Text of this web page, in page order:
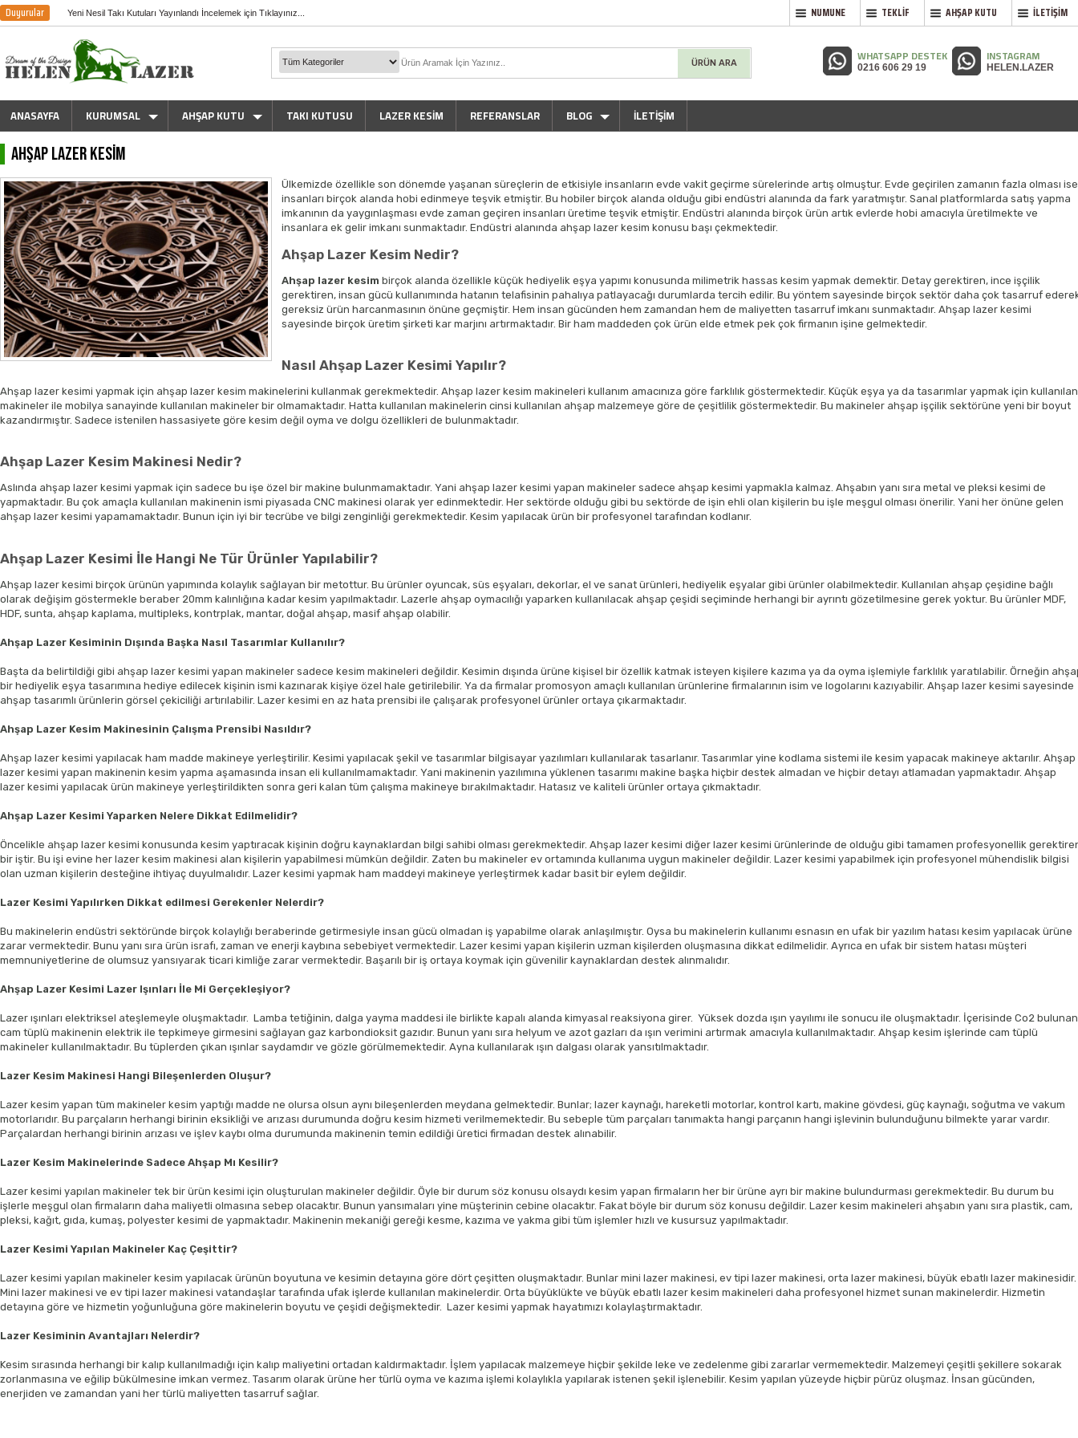
Duyurular Yeni Nesil Takı Kutuları Yayınlandı İncelemek için Tıklayınız... İLETİŞİM
AHŞAP KUTU
TEKLİF
NUMUNE
ÜRÜN ARA WHATSAPP DESTEK
0216 606 29 19
INSTAGRAM
HELEN.LAZER
ANASAYFA KURUMSAL AHŞAP KUTU TAKI KUTUSU LAZER KESIM REFERANSLAR BLOG İLETİŞİM
Ahşap Lazer Kesim
Ülkemizde özellikle son dönemde yaşanan süreçlerin de etkisiyle insanların evde vakit geçirme sürelerinde artış olmuştur. Evde geçirilen zamanın fazla olması ise
insanları birçok alanda hobi edinmeye teşvik etmiştir. Bu hobiler birçok alanda olduğu gibi endüstri alanında da fark yaratmıştır. Sanal platformlarda satış yapma
imkanının da yaygınlaşması evde zaman geçiren insanları üretime teşvik etmiştir. Endüstri alanında birçok ürün artık evlerde hobi amacıyla üretilmekte ve
insanlara ek gelir imkanı sunmaktadır. Endüstri alanında ahşap lazer kesim konusu başı çekmektedir.
Ahşap Lazer Kesim Nedir?
Ahşap lazer kesim birçok alanda özellikle küçük hediyelik eşya yapımı konusunda milimetrik hassas kesim yapmak demektir. Detay gerektiren, ince işçilik
gerektiren, insan gücü kullanımında hatanın telafisinin pahalıya patlayacağı durumlarda tercih edilir. Bu yöntem sayesinde birçok sektör daha çok tasarruf
gereksiz ürün harcanmasının önüne geçmiştir. Hem insan gücünden hem zamandan hem de maliyetten tasarruf imkanı sunmaktadır. Ahşap lazer kesimi
sayesinde birçok üretim şirketi kar marjını artırmaktadır. Bir ham maddeden çok ürün elde etmek pek çok firmanın işine gelmektedir.
Nasıl Ahşap Lazer Kesimi Yapılır?
Ahşap lazer kesimi yapmak için ahşap lazer kesim makinelerini kullanmak gerekmektedir. Ahşap lazer kesim makineleri kullanım amacınıza göre farklılık göstermektedir. Küçük eşya ya da tasarımlar yapmak için kullanılan
makineler ile mobilya sanayinde kullanılan makineler bir olmamaktadır. Hatta kullanılan makinelerin cinsi kullanılan ahşap malzemeye göre de çeşitlilik göstermektedir. Bu makineler ahşap işçilik sektörüne yeni bir boyut
kazandırmıştır. Sadece istenilen hassasiyete göre kesim değil oyma ve dolgu özellikleri de bulunmaktadır.
Ahşap Lazer Kesim Makinesi Nedir?
Aslında ahşap lazer kesimi yapmak için sadece bu işe özel bir makine bulunmamaktadır. Yani ahşap lazer kesimi yapan makineler sadece ahşap kesimi yapmakla kalmaz. Ahşabın yanı sıra metal ve pleksi kesimi de
yapmaktadır. Bu çok amaçla kullanılan makinenin ismi piyasada CNC makinesi olarak yer edinmektedir. Her sektörde olduğu gibi bu sektörde de işin ehli olan kişilerin bu işle meşgul olması önerilir. Yani her önüne gelen
ahşap lazer kesimi yapamamaktadır. Bunun için iyi bir tecrübe ve bilgi zenginliği gerekmektedir. Kesim yapılacak ürün bir profesyonel tarafından kodlanır.
Ahşap Lazer Kesimi İle Hangi Ne Tür Ürünler Yapılabilir?
Ahşap lazer kesimi birçok ürünün yapımında kolaylık sağlayan bir metottur. Bu ürünler oyuncak, süs eşyaları, dekorlar, el ve sanat ürünleri, hediyelik eşyalar gibi ürünler olabilmektedir. Kullanılan ahşap çeşidine bağlı
olarak değişim göstermekle beraber 20mm kalınlığına kadar kesim yapılmaktadır. Lazerle ahşap oymacılığı yaparken kullanılacak ahşap çeşidi seçiminde herhangi bir ayrıntı gözetilmesine gerek yoktur. Bu ürünler MDF,
HDF, sunta, ahşap kaplama, multipleks, kontrplak, mantar, doğal ahşap, masif ahşap olabilir.
Ahşap Lazer Kesiminin Dışında Başka Nasıl Tasarımlar Kullanılır?
Başta da belirtildiği gibi ahşap lazer kesimi yapan makineler sadece kesim makineleri değildir. Kesimin dışında ürüne kişisel bir özellik katmak isteyen kişilere kazıma ya da oyma işlemiyle farklılık yaratılabilir. Örneğin
bir hediyelik eşya tasarımına hediye edilecek kişinin ismi kazınarak kişiye özel hale getirilebilir. Ya da firmalar promosyon amaçlı kullanılan ürünlerine firmalarının isim ve logolarını kazıyabilir. Ahşap lazer kesimi sayesinde
ahşap tasarımlı ürünlerin görsel çekiciliği artırılabilir. Lazer kesimi en az hata prensibi ile çalışarak profesyonel ürünler ortaya çıkarmaktadır.
Ahşap Lazer Kesim Makinesinin Çalışma Prensibi Nasıldır?
Ahşap lazer kesimi yapılacak ham madde makineye yerleştirilir. Kesimi yapılacak şekil ve tasarımlar bilgisayar yazılımları kullanılarak tasarlanır. Tasarımlar yine kodlama sistemi ile kesim yapacak makineye aktarılır. Ahşap
lazer kesimi yapan makinenin kesim yapma aşamasında insan eli kullanılmamaktadır. Yani makinenin yazılımına yüklenen tasarımı makine başka hiçbir destek almadan ve hiçbir detayı atlamadan yapmaktadır. Ahşap
lazer kesimi yapılacak ürün makineye yerleştirildikten sonra geri kalan tüm çalışma makineye bırakılmaktadır. Hatasız ve kaliteli ürünler ortaya çıkmaktadır.
Ahşap Lazer Kesimi Yaparken Nelere Dikkat Edilmelidir?
Öncelikle ahşap lazer kesimi konusunda kesim yaptıracak kişinin doğru kaynaklardan bilgi sahibi olması gerekmektedir. Ahşap lazer kesimi diğer lazer kesimi ürünlerinde de olduğu gibi tamamen profesyonellik
bir iştir. Bu işi evine her lazer kesim makinesi alan kişilerin yapabilmesi mümkün değildir. Zaten bu makineler ev ortamında kullanıma uygun makineler değildir. Lazer kesimi yapabilmek için profesyonel mühendislik bilgisi
olan uzman kişilerin desteğine ihtiyaç duyulmalıdır. Lazer kesimi yapmak ham maddeyi makineye yerleştirmek kadar basit bir eylem değildir.
Lazer Kesimi Yapılırken Dikkat edilmesi Gerekenler Nelerdir?
Bu makinelerin endüstri sektöründe birçok kolaylığı beraberinde getirmesiyle insan gücü olmadan iş yapabilme olarak anlaşılmıştır. Oysa bu makinelerin kullanımı esnasın en ufak bir yazılım hatası kesim yapılacak ürüne
zarar vermektedir. Bunu yanı sıra ürün israfı, zaman ve enerji kaybına sebebiyet vermektedir. Lazer kesimi yapan kişilerin uzman kişilerden oluşmasına dikkat edilmelidir. Ayrıca en ufak bir sistem hatası müşteri
memnuniyetlerine de olumsuz yansıyarak ticari kimliğe zarar vermektedir. Başarılı bir iş ortaya koymak için güvenilir kaynaklardan destek alınmalıdır.
Ahşap Lazer Kesimi Lazer Işınları İle Mi Gerçekleşiyor?
Lazer ışınları elektriksel ateşlemeyle oluşmaktadır. Lamba tetiğinin, dalga yayma maddesi ile birlikte kapalı alanda kimyasal reaksiyona girer. Yüksek dozda ışın yayılımı ile sonucu ile oluşmaktadır. İçerisinde Co2 bulunan
cam tüplü makinenin elektrik ile tepkimeye girmesini sağlayan gaz karbondioksit gazıdır. Bunun yanı sıra helyum ve azot gazları da ışın verimini artırmak amacıyla kullanılmaktadır. Ahşap kesim işlerinde cam tüplü
makineler kullanılmaktadır. Bu tüplerden çıkan ışınlar saydamdır ve gözle görülmemektedir. Ayna kullanılarak ışın dalgası olarak yansıtılmaktadır.
Lazer Kesim Makinesi Hangi Bileşenlerden Oluşur?
Lazer kesim yapan tüm makineler kesim yaptığı madde ne olursa olsun aynı bileşenlerden meydana gelmektedir. Bunlar; lazer kaynağı, hareketli motorlar, kontrol kartı, makine gövdesi, güç kaynağı, soğutma ve vakum
motorlarıdır. Bu parçaların herhangi birinin eksikliği ve arızası durumunda doğru kesim hizmeti verilmemektedir. Bu sebeple tüm parçaları tanımakta hangi parçanın hangi işlevinin bulunduğunu bilmekte yarar vardır.
Parçalardan herhangi birinin arızası ve işlev kaybı olma durumunda makinenin temin edildiği üretici firmadan destek alınabilir.
Lazer Kesim Makinelerinde Sadece Ahşap Mı Kesilir?
Lazer kesimi yapılan makineler tek bir ürün kesimi için oluşturulan makineler değildir. Öyle bir durum söz konusu olsaydı kesim yapan firmaların her bir ürüne ayrı bir makine bulundurması gerekmektedir. Bu durum bu
işlerle meşgul olan firmaların daha maliyetli olmasına sebep olacaktır. Bunun yansımaları yine müşterinin cebine olacaktır. Fakat böyle bir durum söz konusu değildir. Lazer kesim makineleri ahşabın yanı sıra plastik, cam,
pleksi, kağıt, gıda, kumaş, polyester kesimi de yapmaktadır. Makinenin mekaniği gereği kesme, kazıma ve yakma gibi tüm işlemler hızlı ve kusursuz yapılmaktadır.
Lazer Kesimi Yapılan Makineler Kaç Çeşittir?
Lazer kesimi yapılan makineler kesim yapılacak ürünün boyutuna ve kesimin detayına göre dört çeşitten oluşmaktadır. Bunlar mini lazer makinesi, ev tipi lazer makinesi, orta lazer makinesi, büyük ebatlı lazer makinesidir.
Mini lazer makinesi ve ev tipi lazer makinesi vatandaşlar tarafında ufak işlerde kullanılan makinelerdir. Orta büyüklükte ve büyük ebatlı lazer kesim makineleri daha profesyonel hizmet sunan makinelerdir. Hizmetin
detayına göre ve hizmetin yoğunluğuna göre makinelerin boyutu ve çeşidi değişmektedir. Lazer kesimi yapmak hayatımızı kolaylaştırmaktadır.
Lazer Kesiminin Avantajları Nelerdir?
Kesim sırasında herhangi bir kalıp kullanılmadığı için kalıp maliyetini ortadan kaldırmaktadır. İşlem yapılacak malzemeye hiçbir şekilde leke ve zedelenme gibi zararlar vermemektedir. Malzemeyi çeşitli şekillere sokarak
zorlanmasına ve eğilip bükülmesine imkan vermez. Tasarım olarak ürüne her türlü oyma ve kazıma işlemi kolaylıkla yapılarak istenen şekil işlenebilir. Kesim yapılan yüzeyde hiçbir pürüz oluşmaz. İnsan gücünden,
enerjiden ve zamandan yani her türlü maliyetten tasarruf sağlar.